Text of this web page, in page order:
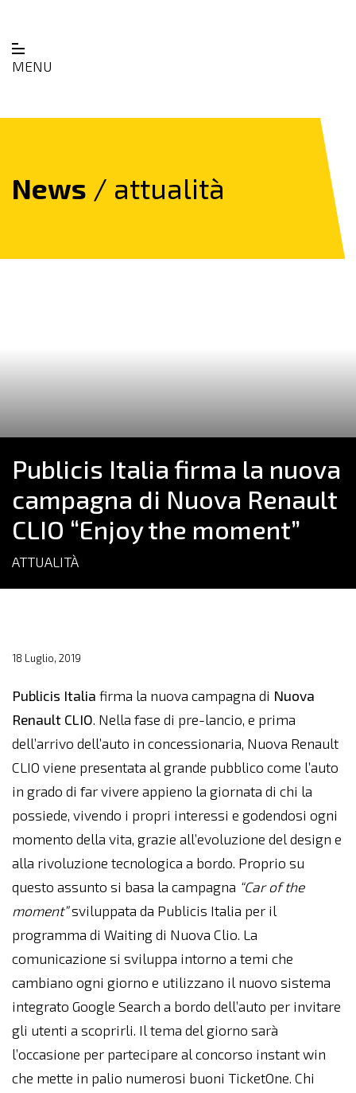
MENU
News / attualità
Publicis Italia firma la nuova
campagna di Nuova Renault
CLIO “Enjoy the moment”
ATTUALITÀ
18 Luglio, 2019
Publicis Italia firma la nuova campagna di Nuova
Renault CLIO. Nella fase di pre-lancio, e prima
dell’arrivo dell’auto in concessionaria, Nuova Renault
CLIO viene presentata al grande pubblico come l’auto
in grado di far vivere appieno la giornata di chi la
possiede, vivendo i propri interessi e godendosi ogni
momento della vita, grazie all’evoluzione del design e
alla rivoluzione tecnologica a bordo. Proprio su
questo assunto si basa la campagna “Car of the
moment”sviluppata da Publicis Italia per il
programma di Waiting di Nuova Clio. La
comunicazione si sviluppa intorno a temi che
cambiano ogni giorno e utilizzano il nuovo sistema
integrato Google Search a bordo dell’auto per invitare
gli utenti a scoprirli. Il tema del giorno sarà
l’occasione per partecipare al concorso instant win
che mette in palio numerosi buoni TicketOne. Chi